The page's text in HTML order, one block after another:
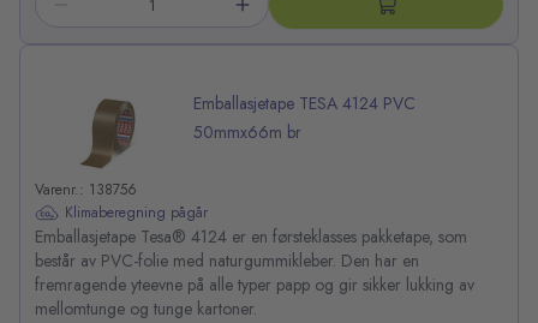
Emballasjetape TESA 4124 PVC
50mmx66m br
Varenr.: 138756
Klimaberegning pågår
Emballasjetape Tesa® 4124 er en førsteklasses pakketape, som
består av PVC-folie med naturgummikleber. Den har en
fremragende yteevne på alle typer papp og gir sikker lukking av
mellomtunge og tunge kartoner.